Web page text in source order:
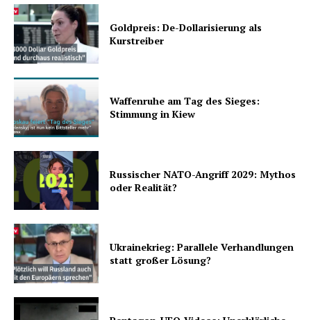
Goldpreis: De-Dollarisierung als
Kurstreiber
Waffenruhe am Tag des Sieges:
Stimmung in Kiew
Russischer NATO-Angriff 2029: Mythos
oder Realität?
Ukrainekrieg: Parallele Verhandlungen
statt großer Lösung?